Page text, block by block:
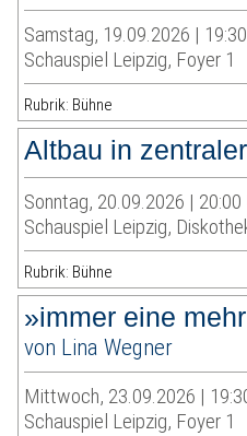
Samstag, 19.09.2026 |
Schauspiel Leipzig, Foyer 1
Rubrik: Bühne
Altbau in
Sonntag, 20.09.2026 | 20:00
Schauspiel Leipzig,
Rubrik: Bühne
»immer eine
von Lina Wegner
Mittwoch, 23.09.2026 |
Schauspiel Leipzig, Foyer 1